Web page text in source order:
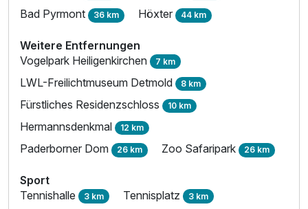
Bad Pyrmont 36 km Höxter 44 km
Weitere Entfernungen
Vogelpark Heiligenkirchen 7 km
LWL-Freilichtmuseum Detmold 8 km
Fürstliches Residenzschloss 10 km
Hermannsdenkmal 12 km
Paderborner Dom 26 km Zoo Safaripark 26 km
Sport
Tennishalle 3 km Tennisplatz 3 km